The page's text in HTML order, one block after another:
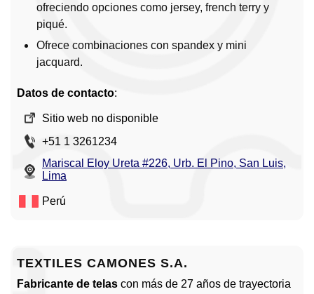
ofreciendo opciones como jersey, french terry y
piqué.
Ofrece combinaciones con spandex y mini
jacquard.
Datos de contacto:
Sitio web no disponible
+51 1 3261234
Mariscal Eloy Ureta #226, Urb. El Pino, San Luis,
Lima
Perú
TEXTILES CAMONES S.A.
Fabricante de telas con más de 27 años de trayectoria